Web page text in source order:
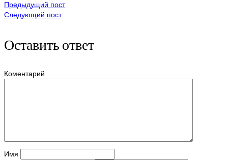
Предыдущий пост
Следующий пост
Оставить ответ
Коментарий
Имя